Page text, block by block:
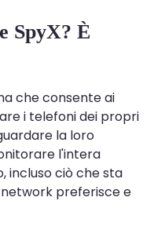
SpyX? È
che consente ai
i telefoni dei propri
la loro
l'intera
incluso ciò che sta
preferisce e